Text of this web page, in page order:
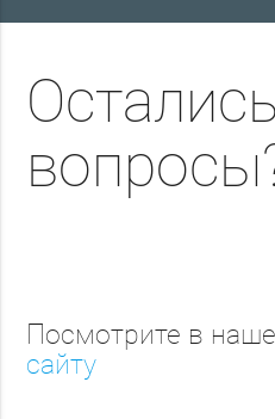
Остались
Посмотрите в
сайту